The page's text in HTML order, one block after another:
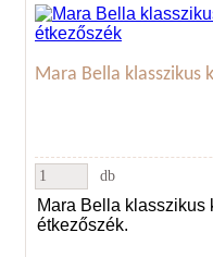
Mara Bella klasszikus
db
Mara Bella klasszikus
étkezőszék.